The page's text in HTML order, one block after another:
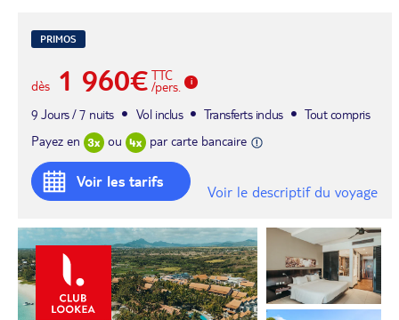
PRIMOS
dès 1 960€ TTC
/pers.
9 Jours / 7 nuits
Vol inclus Transferts inclus
Tout compris
Payez en
ou par carte bancaire
Voir les tarifs
Voir le descriptif du voyage